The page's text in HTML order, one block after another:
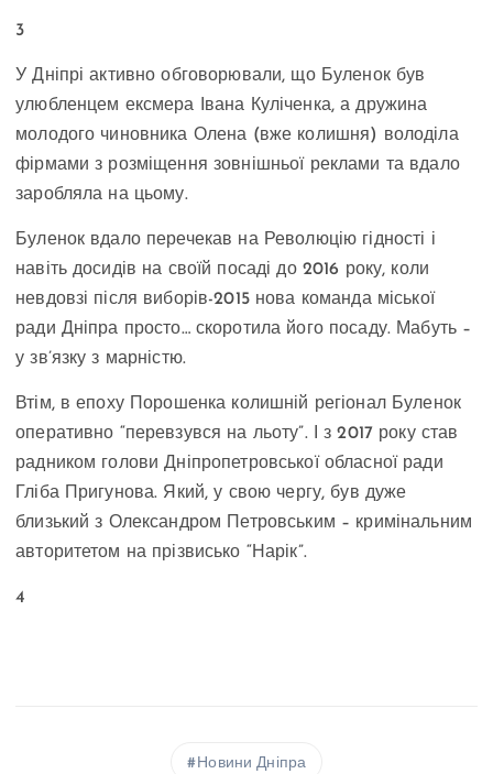
3
У Дніпрі активно обговорювали, що Буленок був
улюбленцем ексмера Івана Куліченка, а дружина
молодого чиновника Олена (вже колишня) володіла
фірмами з розміщення зовнішньої реклами та вдало
заробляла на цьому.
Буленок вдало перечекав на Революцію гідності і
навіть досидів на своїй посаді до 2016 року, коли
невдовзі після виборів-2015 нова команда міської
ради Дніпра просто… скоротила його посаду. Мабуть –
у зв’язку з марністю.
Втім, в епоху Порошенка колишній регіонал Буленок
оперативно “перевзувся на льоту”. І з 2017 року став
радником голови Дніпропетровської обласної ради
Гліба Пригунова. Який, у свою чергу, був дуже
близький з Олександром Петровським – кримінальним
авторитетом на прізвисько “Нарік”.
4
Новини Дніпра